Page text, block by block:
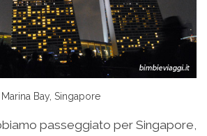
Marina Bay, Singapore
passeggiato per Singapore,